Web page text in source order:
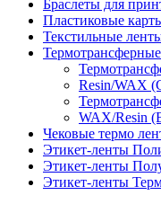
Браслеты для
Пластиковые
Текстильные
Resin/WAX
WAX/Resin
Чековые термо
Этикет-ленты
Этикет-ленты
Этикет-ленты